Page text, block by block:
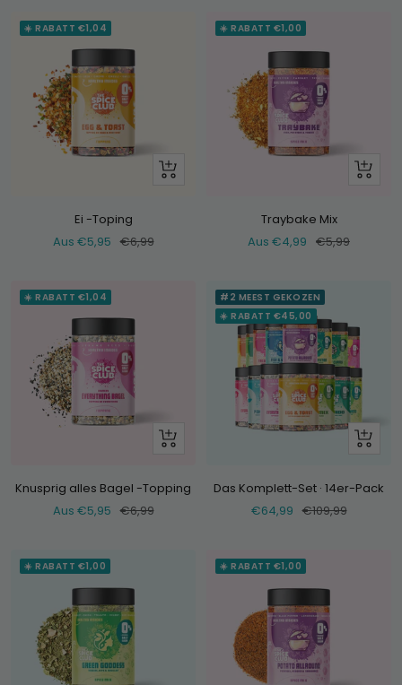
☀️ RABATT €1,04
Schau
Ei -Toping
Verkaufspreis
Aus €5,95 Normaler
€6,99
☀️ RABATT €1,00
Schau
Traybake Mix
Verkaufspreis
Aus €4,99 Normaler
€5,99
☀️ RABATT €1,04
Schau
Knusprig alles Bagel -Topping
Verkaufspreis
Aus €5,95 Normaler
€6,99
#2 MEEST GEKOZEN
☀️ RABATT €45,00
+
Das Komplett-Set · 14er-Pack
Verkaufspreis
€64,99 Normaler
€109,99
☀️ RABATT €1,00 ☀️ RABATT €1,00